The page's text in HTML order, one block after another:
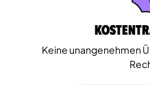
Keine unangenehmen